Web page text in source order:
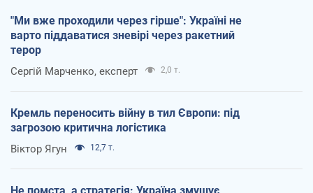
"Ми вже проходили через гірше": Україні не
варто піддаватися зневірі через ракетний
терор
Сергій Марченко, експерт 2,0 т.
Кремль переносить війну в тил Європи: під
загрозою критична логістика
Віктор Ягун 12,7 т.
Не помста, а стратегія: Україна змушує